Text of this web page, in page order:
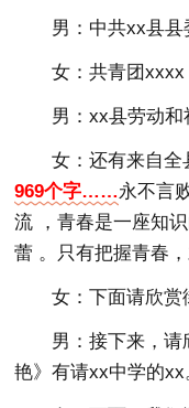
男：中共xx县县
女：共青团xxxx
男：xx县劳动
女：还有来自
969个字……永不言
流 ，青春是一座知
蕾 。只有把握青春
女：下面请欣赏
男：接下来，
艳》有请xx中学的xx